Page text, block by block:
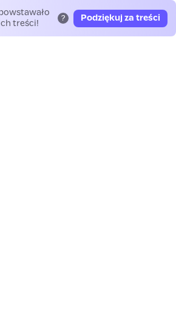
treści!
? Podziękuj za treści